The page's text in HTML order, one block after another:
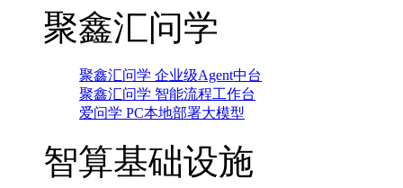
聚鑫汇问学
聚鑫汇问学 企业级Agent中台
聚鑫汇问学 智能流程工作台
爱问学 PC本地部署大模型
智算基础设施